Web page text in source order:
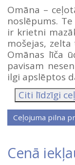
Omāna –
noslēpums.
ir krietni
mošejas,
Omānas līča
pavisam
ilgi apslēptos
Citi līdzīgi
Cenā